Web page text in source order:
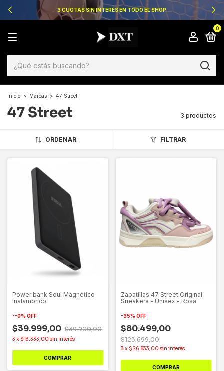
3 CUOTAS SIN INTERÉS EN TODO EL SHOP
0
Inicio > Marcas > 47 Street
47 Street 3 productos
ORDENAR FILTRAR
Power bank Soul Magnético
Inalambrico
--0% OFF
$39.999,00 $39.900,00
3 x $13.333,00 sin interés
COMPRAR
Zapatillas 47 Street Original
Sneakers - Unisex - Rosa
-35% OFF
$80.499,00
$123.699,00
3 x $26.833,00 sin interés
COMPRAR